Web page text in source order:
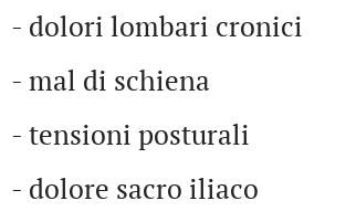
- dolori lombari cronici
- mal di schiena
- tensioni posturali
- dolore sacro iliaco